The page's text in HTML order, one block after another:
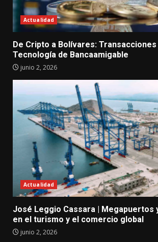
Actualidad
De Cripto a Bolívares:
Tecnología de Bancaamigable
junio 2, 2026
Actualidad
José Leggio Cassara | Megapuertos
en el turismo y el comercio global
junio 2, 2026